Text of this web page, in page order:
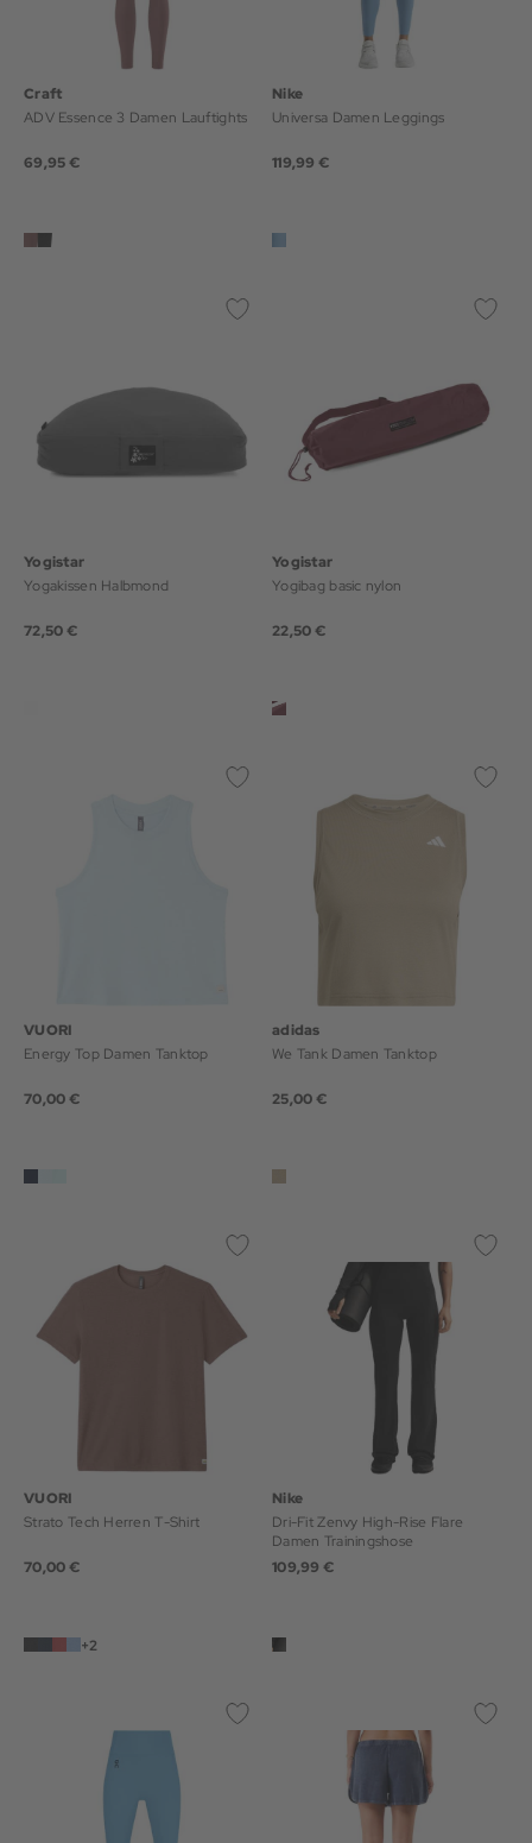
Craft
ADV Essence 3 Damen Lauftights
69,95 €
Nike
Universa Damen Leggings
119,99 €
Yogistar
Yogakissen Halbmond
72,50 €
Yogistar
Yogibag basic nylon
22,50 €
VUORI
Energy Top Damen Tanktop
70,00 €
adidas
We Tank Damen Tanktop
25,00 €
VUORI
Strato Tech Herren T-Shirt
70,00 €
+2
Nike
Dri-Fit Zenvy High-Rise Flare
Damen Trainingshose
109,99 €